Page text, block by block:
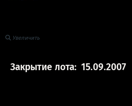
Увеличить
Закрытие лота: 15.09.2007